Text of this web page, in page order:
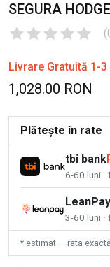
SEGURA
(
Livrare Gratuită 1-
1,028.00 RON
Plătește în rate
tbi bank
6-60 luni
LeanPay
3-60 luni ·
* estimat — rata